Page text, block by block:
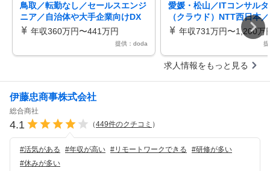
鳥取／転勤なし／セールスエンジ
ニア／自治体や大手企業向けDX
提案・設計／在宅可・フレックス
年収360万円〜441万円
提供：doda
愛媛・松山／ITコンサル
（クラウド）NTT西日本
ラウド案件担当／リモー
年収731万円〜1,200万
求人情報をもっと見る
伊藤忠商事株式会社
総合商社
4.1 （449件のクチコミ ）
#活気がある #年収が高い #リモートワークできる #研修が多い
#休みが多い